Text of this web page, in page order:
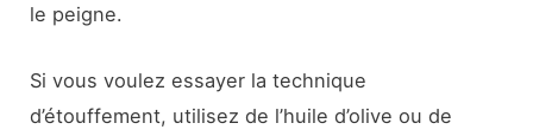
le peigne.
Si vous voulez essayer la technique
d’étouffement, utilisez de l’huile d’olive ou de